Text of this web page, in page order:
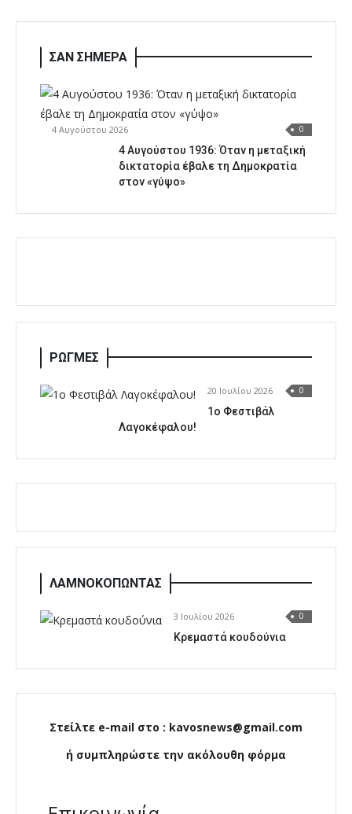
ΣΑΝ ΣΗΜΕΡΑ
4 Αυγούστου 2026 0
4 Αυγούστου 1936: Όταν η μεταξική
δικτατορία έβαλε τη Δημοκρατία
στον «γύψο»
ΡΩΓΜΕΣ
20 Ιουλίου 2026 0
1o Φεστιβάλ
Λαγοκέφαλου!
ΛΑΜΝΟΚΟΠΩΝΤΑΣ
3 Ιουλίου 2026 0
Κρεμαστά κουδούνια
Στείλτε e-mail στο : kavosnews@gmail.com
ή συμπληρώστε την ακόλουθη φόρμα